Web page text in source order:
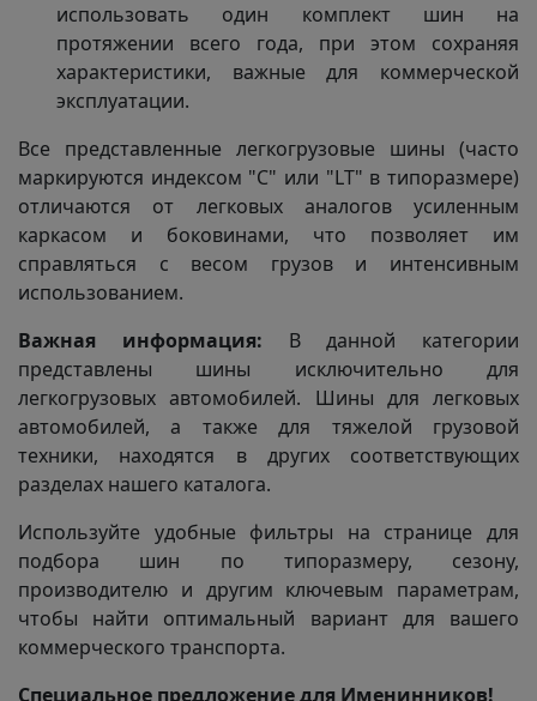
использовать один комплект шин на
протяжении всего года, при этом сохраняя
характеристики, важные для коммерческой
эксплуатации.
Все представленные легкогрузовые шины (часто
маркируются индексом "C" или "LT" в типоразмере)
отличаются от легковых аналогов усиленным
каркасом и боковинами, что позволяет им
справляться с весом грузов и интенсивным
использованием.
Важная информация: В данной категории
представлены шины исключительно для
легкогрузовых автомобилей. Шины для легковых
автомобилей, а также для тяжелой грузовой
техники, находятся в других соответствующих
разделах нашего каталога.
Используйте удобные фильтры на странице для
подбора шин по типоразмеру, сезону,
производителю и другим ключевым параметрам,
чтобы найти оптимальный вариант для вашего
коммерческого транспорта.
Специальное предложение для Именинников!